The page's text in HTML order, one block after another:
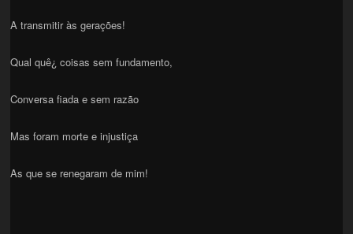
A transmitir às gerações!
Qual quê¿ coisas sem fundamento,
Conversa fiada e sem razão
Mas foram morte e injustiça
As que se renegaram de mim!